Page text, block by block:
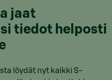
jaat
tiedot helposti
löydät nyt kaikki S-